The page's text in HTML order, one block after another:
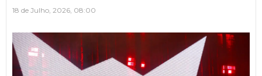
18 de Julho, 2026, 08:00